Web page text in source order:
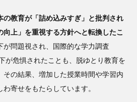
の教育が「詰め込みすぎ」と批判され
上」を重視する方針へと転換したこ
が問題視され、国際的な学力調査
が危惧されたことも、脱ゆとり教育を
の結果、増加した授業時間や学習内
寄せをもたらしています。